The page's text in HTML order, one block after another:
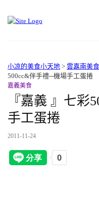
小凉的美食小天地 > 雲嘉南美
500cc&伴手禮─機場手工蛋捲
嘉義美食
『嘉義 』七彩
手工蛋捲
2011-11-24